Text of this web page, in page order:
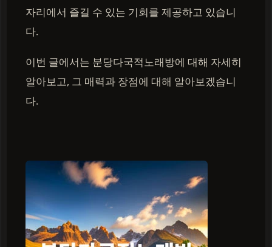
자리에서 즐길 수 있는 기회를 제공하고 있습니
다.
이번 글에서는 분당다국적노래방에 대해 자세히
알아보고, 그 매력과 장점에 대해 알아보겠습니
다.